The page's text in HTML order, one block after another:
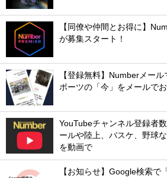
【同僚や仲間とお得に】
が募集スタート！
【登録無料】Numberメー
ポーツの「今」をメールでお
YouTubeチャンネル登録者
ールや陸上、バスケ、野球
を動画で
【お知らせ】Google検索で